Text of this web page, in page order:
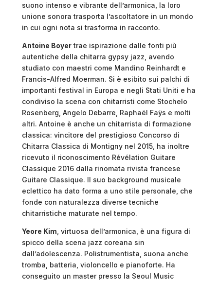
suono intenso e vibrante dell’armonica, la loro
unione sonora trasporta l’ascoltatore in un mondo
in cui ogni nota si trasforma in racconto.
Antoine Boyertrae ispirazione dalle fonti più
autentiche della chitarra gypsy jazz, avendo
studiato con maestri come Mandino Reinhardt e
Francis-Alfred Moerman. Si è esibito sui palchi di
importanti festival in Europa e negli Stati Uniti e ha
condiviso la scena con chitarristi come Stochelo
Rosenberg, Angelo Debarre, Raphaël Faÿs e molti
altri. Antoine è anche un chitarrista di formazione
classica: vincitore del prestigioso Concorso di
Chitarra Classica di Montigny nel 2015, ha inoltre
ricevuto il riconoscimento Révélation Guitare
Classique 2016 dalla rinomata rivista francese
Guitare Classique. Il suo background musicale
eclettico ha dato forma a uno stile personale, che
fonde con naturalezza diverse tecniche
chitarristiche maturate nel tempo.
Yeore Kim , virtuosa dell’armonica, è una figura di
spicco della scena jazz coreana sin
dall’adolescenza. Polistrumentista, suona anche
tromba, batteria, violoncello e pianoforte. Ha
conseguito un master presso la Seoul Music